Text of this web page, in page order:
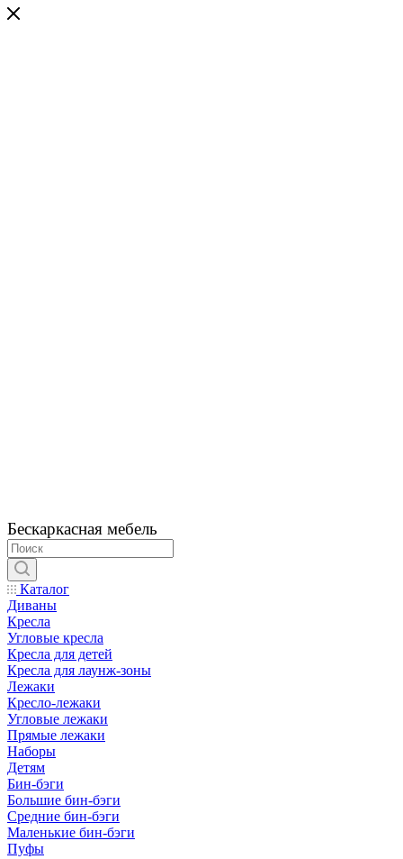
Бескаркасная мебель
Каталог
Диваны
Кресла
Угловые кресла
Кресла для детей
Кресла для лаунж-зоны
Лежаки
Кресло-лежаки
Угловые лежаки
Прямые лежаки
Наборы
Детям
Бин-бэги
Большие бин-бэги
Средние бин-бэги
Маленькие бин-бэги
Пуфы